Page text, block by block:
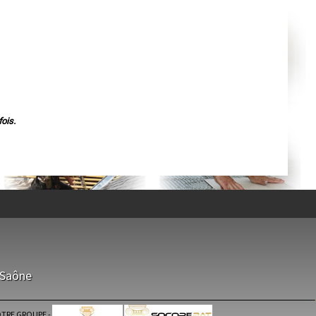
Pau
Tarbes
Le Havre